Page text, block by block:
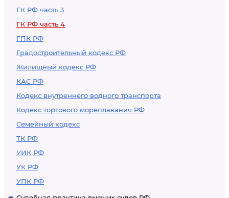
ГК РФ часть 3
ГК РФ часть 4
ГПК РФ
Градостроительный кодекс РФ
Жилищный кодекс РФ
КАС РФ
Кодекс внутреннего водного транспорта
Кодекс торгового мореплавания РФ
Семейный кодекс
ТК РФ
УИК РФ
УК РФ
УПК РФ